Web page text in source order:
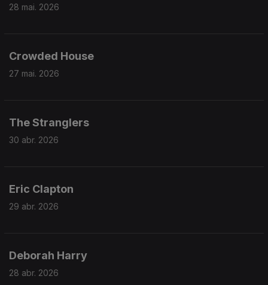
28 mai. 2026
Crowded House
27 mai. 2026
The Stranglers
30 abr. 2026
Eric Clapton
29 abr. 2026
Deborah Harry
28 abr. 2026